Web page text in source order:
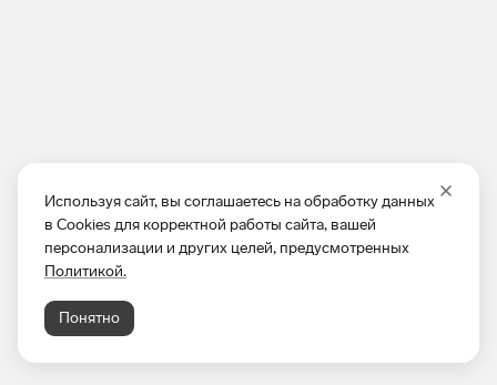
Используя сайт, вы соглашаетесь на обработку данных
в Cookies для корректной работы сайта, вашей
персонализации и других целей, предусмотренных
Политикой.
Понятно